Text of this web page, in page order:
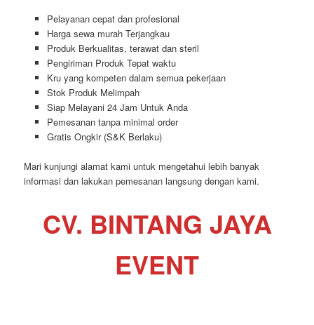
Pelayanan cepat dan profesional
Harga sewa murah Terjangkau
Produk Berkualitas, terawat dan steril
Pengiriman Produk Tepat waktu
Kru yang kompeten dalam semua pekerjaan
Stok Produk Melimpah
Siap Melayani 24 Jam Untuk Anda
Pemesanan tanpa minimal order
Gratis Ongkir (S&K Berlaku)
Mari kunjungi alamat kami untuk mengetahui lebih banyak
informasi dan lakukan pemesanan langsung dengan kami.
CV. BINTANG JAYA
EVENT